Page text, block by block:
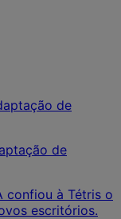
de
confiou à Tétris o
escritórios.